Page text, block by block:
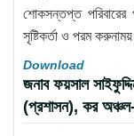
শোকসন্তপ্ত
সৃষ্টিকর্তা ও পরম
Download
জনাব ফয়সাল
(প্রশাসন), কর